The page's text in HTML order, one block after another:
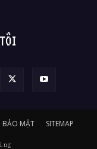
BẢO MẬT SITEMAP